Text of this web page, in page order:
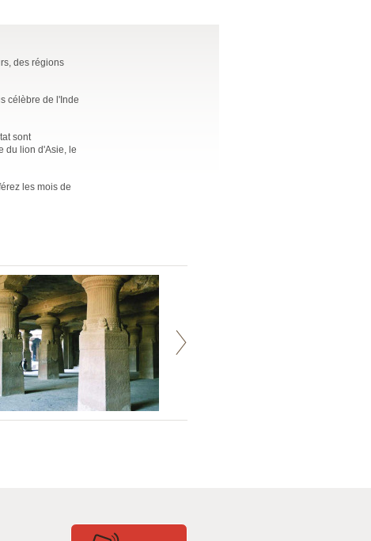
des régions
célèbre de l'Inde
sont
du lion d'Asie, le
les mois de